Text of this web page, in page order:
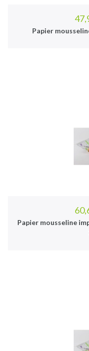
Papier
Papier mousseline